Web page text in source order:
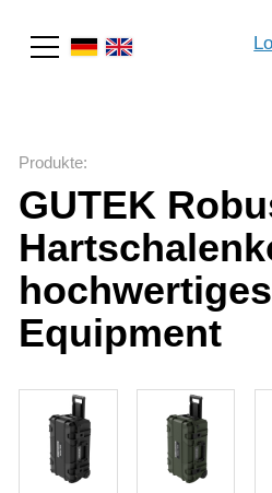
Produkte:
GUTEK
hochwertiges
Equipment